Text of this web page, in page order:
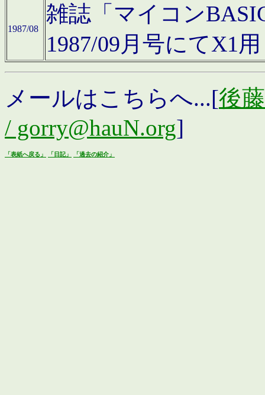
1987/08
雑誌「マイコン
1987/09月号にてX1
メールはこちらへ...[後
/ gorry@hauN.org]
「表紙へ戻る」 「日記」 「過去の紹介」